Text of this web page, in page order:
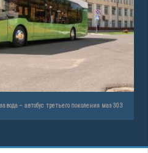
– автобус третьего поколения маз 303